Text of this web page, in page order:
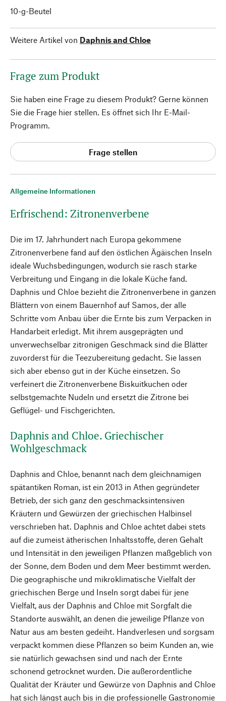
Allgemeine Informationen
Erfrischend: Zitronenverbene
Die im 17. Jahrhundert nach Europa gekommene
Zitronenverbene fand auf den östlichen Ägäischen Inseln
ideale Wuchsbedingungen, wodurch sie rasch starke
Verbreitung und Eingang in die lokale Küche fand.
Daphnis und Chloe bezieht die Zitronenverbene in ganzen
Blättern von einem Bauernhof auf Samos, der alle
Schritte vom Anbau über die Ernte bis zum Verpacken in
Handarbeit erledigt. Mit ihrem ausgeprägten und
unverwechselbar zitronigen Geschmack sind die Blätter
zuvorderst für die Teezubereitung gedacht. Sie lassen
sich aber ebenso gut in der Küche einsetzen. So
verfeinert die Zitronenverbene Biskuitkuchen oder
selbstgemachte Nudeln und ersetzt die Zitrone bei
Geflügel- und Fischgerichten.
Daphnis and Chloe. Griechischer
Wohlgeschmack
Daphnis and Chloe, benannt nach dem gleichnamigen
spätantiken Roman, ist ein 2013 in Athen gegründeter
Betrieb, der sich ganz den geschmacksintensiven
Kräutern und Gewürzen der griechischen Halbinsel
verschrieben hat. Daphnis and Chloe achtet dabei stets
auf die zumeist ätherischen Inhaltsstoffe, deren Gehalt
und Intensität in den jeweiligen Pflanzen maßgeblich von
der Sonne, dem Boden und dem Meer bestimmt werden.
Die geographische und mikroklimatische Vielfalt der
griechischen Berge und Inseln sorgt dabei für jene
Vielfalt, aus der Daphnis and Chloe mit Sorgfalt die
Standorte auswählt, an denen die jeweilige Pflanze von
Natur aus am besten gedeiht. Handverlesen und sorgsam
verpackt kommen diese Pflanzen so beim Kunden an, wie
sie natürlich gewachsen sind und nach der Ernte
schonend getrocknet wurden. Die außerordentliche
Qualität der Kräuter und Gewürze von Daphnis and Chloe
hat sich längst auch bis in die professionelle Gastronomie
10-g-Beutel
Weitere Artikel von Daphnis and Chloe
Frage zum Produkt
Sie haben eine Frage zu diesem Produkt? Gerne können
Sie die Frage hier stellen. Es öffnet sich Ihr E-Mail-
Programm.
Frage stellen